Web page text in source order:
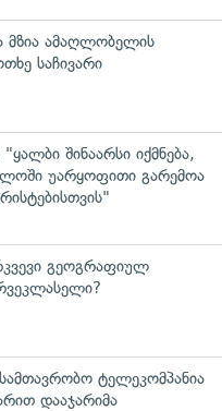
მზია ამაღლობელის
საჩივარი
შინაარსი იქმნება,
უარყოფითი გარემოა
გეოგრაფიულ
ტელეკომპანია
დააჯარიმა